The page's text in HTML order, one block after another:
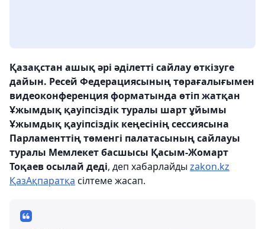
Қазақстан ашық әрі әділетті сайлау өткізуге
дайын. Ресей Федерациясының төрағалығымен
видеоконференция форматында өтіп жатқан
Ұжымдық қауіпсіздік туралы шарт ұйымы
Ұжымдық қауіпсіздік кеңесінің сессиясына
Парламенттің төменгі палатасының сайлауы
туралы Мемлекет басшысы Қасым-Жомарт
Тоқаев осылай деді, деп хабарлайды zakon.kz
ҚазАқпаратқа сілтеме жасап.